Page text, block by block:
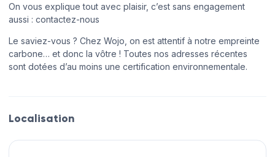
On vous explique tout avec plaisir, c’est sans engagement
aussi : contactez-nous
Le saviez-vous ? Chez Wojo, on est attentif à notre empreinte
carbone… et donc la vôtre ! Toutes nos adresses récentes
sont dotées d’au moins une certification environnementale.
Localisation